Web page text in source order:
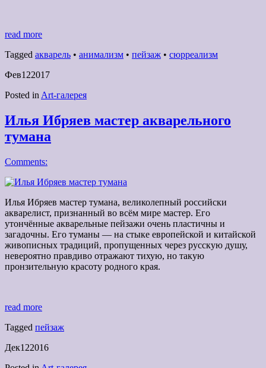
read more
Tagged акварель • анимализм • пейзаж • сюрреализм
Фев122017
Posted inArt-галерея
Илья Ибряев мастер акварельного
тумана
Comments:
Илья Ибряев мастер тумана, великолепный российски
акварелист, признанный во всём мире мастер. Его
утончённые акварельные пейзажи очень пластичны и
загадочны. Его туманы — на стыке европейской и китайской
живописных традиций, пропущенных через русскую душу,
невероятно правдиво отражают тихую, но такую
пронзительную красоту родного края.
read more
Tagged пейзаж
Дек122016